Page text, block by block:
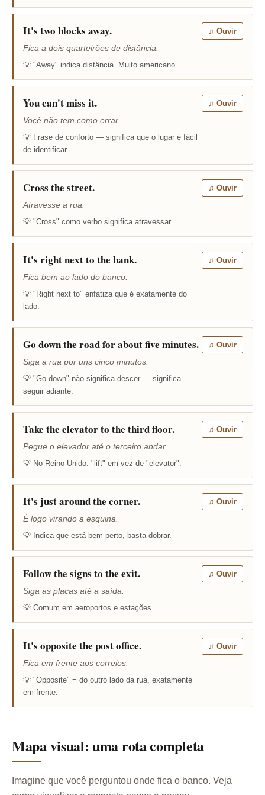
It's two blocks away.
Fica a dois quarteirões de distância.
💡 "Away" indica distância. Muito americano.
♫ Ouvir
You can't miss it.
Você não tem como errar.
💡 Frase de conforto — significa que o lugar é fácil
de identificar.
♫ Ouvir
Cross the street.
Atravesse a rua.
💡 "Cross" como verbo significa atravessar.
♫ Ouvir
It's right next to the bank.
Fica bem ao lado do banco.
💡 "Right next to" enfatiza que é exatamente do
lado.
♫ Ouvir
Go down the road for about five minutes.
Siga a rua por uns cinco minutos.
💡 "Go down" não significa descer — significa
seguir adiante.
♫ Ouvir
Take the elevator to the third floor.
Pegue o elevador até o terceiro andar.
💡 No Reino Unido: "lift" em vez de "elevator".
♫ Ouvir
It's just around the corner.
É logo virando a esquina.
💡 Indica que está bem perto, basta dobrar.
♫ Ouvir
Follow the signs to the exit.
Siga as placas até a saída.
💡 Comum em aeroportos e estações.
♫ Ouvir
It's opposite the post office.
Fica em frente aos correios.
💡 "Opposite" = do outro lado da rua, exatamente
em frente.
♫ Ouvir
Mapa visual: uma rota completa
Imagine que você perguntou onde fica o banco. Veja